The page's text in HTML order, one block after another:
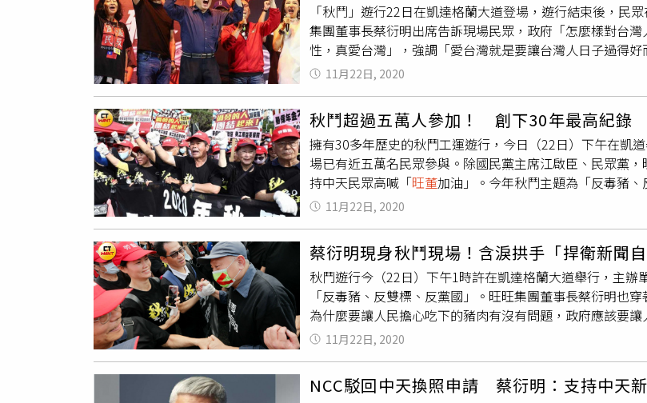
「秋鬥」遊行22日在凱達格蘭大道登場，遊行結束後，民
集團董事長蔡衍明出席告訴現場民眾，政府「怎麼樣對台
性，真愛台灣」，強調「愛台灣就是要讓台灣人日子過得
到現在，做了12年，一路上受到的委屈是自己買的，並直
要被關台時，不敢相信這個消息。旺旺集團董事長蔡衍明
外的時候，黨外都在強調「自由民主」，尤其言論自由。
國時報出了很大力量，那時候自己也不知道是頭殼壞掉，
的貢獻時，覺得很偉大。「秋鬥」遊行22日在凱達格蘭大
眾，「怎麼樣對台灣人未來好最重要」，並以此作為經營
過得好而已，其他都假的」。（圖／鄧博仁攝）因此，接
步的這個責任，後來進入媒體業的時候，他也只帶了一個
中時的員工開會討論未來的方向，但他對媒體不是很了解
經營理念，「真道理性，珍愛台灣，愛台灣就是要讓台灣
情大喊「旺董加油」。自由廣場「反關台，讓人民站出來
愛台灣就是要讓台灣人日子過的更好，人民最希望的是什
由都要關掉，連難吃的豬肉都要拿給我們吃，這有道理嗎
「不然是要互相殘殺嗎？叫他開戰嘛！他敢嗎？打下去是
現在兩岸人抓來抓去，飛機飛來飛去，有飛機摔下來，還
表示，他的主張很簡單，台灣跟大陸就是他的衣食父母，
想要被管？「我在大陸這麼多年，我也不一定習慣，我們
新聞人他們的新聞能力啦！外面一天到晚都在潑屎，說旺
11月22日, 2020
秋鬥超過五萬人參加！ 創下30年最高紀錄
擁有30多年歷史的秋鬥工運遊行，今日（22日）下午在凱
場已有近五萬名民眾參與。除國民黨主席江啟臣、民眾黨
持中天民眾高喊「旺董加油」。今年秋鬥主題為「反毒豬
備吃萊豬，但蔡政府不接受監督只有鴨霸，江啟臣呼籲總
明也強調，政府應正視人民的健康，更不該扼殺新聞自由
「許多中天的記者也曾是你們的同事，他們會作假新聞嗎
表達我們的憤怒。至於中天新聞人未來的就業問題，蔡衍
負責是政府的事，他不能讓中天的人抬不起頭。
11月22日, 2020
蔡衍明現身秋鬥現場！含淚拱手「捍衛新聞
秋鬥遊行今（22日）下午1時許在凱達格蘭大道舉行，主
「反毒豬、反雙標、反黨國」。旺旺集團董事長蔡衍明也
為什麼要讓人民擔心吃下的豬肉有沒有問題，政府應該要
否綠油油一片？對此蔡衍明回應，大家都看得到；他也霸
起頭。」蔡衍明呼籲政府讓人民過好生活。（圖／黃耀徵
心長向年輕人喊話，相信年輕人都有心愛台灣，但老人的
站在為台灣好的角度。《聯合報》發行人王效蘭坐輪椅與
11月22日, 2020
NCC駁回中天換照申請 蔡衍明：支持中天新